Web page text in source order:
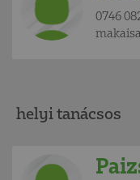
0746
helyi tanácsos